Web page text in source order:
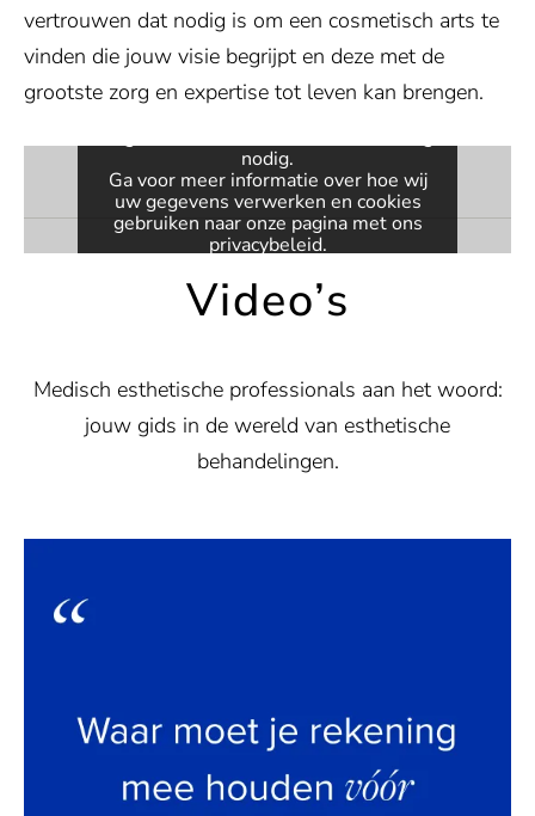
vertrouwen dat nodig is om een cosmetisch arts te
vinden die jouw visie begrijpt en deze met de
grootste zorg en expertise tot leven kan brengen.
Toestemming vereist
Deze inhoud wordt geleverd door
nodig.
Ga voor meer informatie over hoe wij
uw gegevens verwerken en cookies
gebruiken naar onze pagina met ons
privacybeleid.
VIDEO ACTIVEREN
Video’s
Medisch esthetische professionals aan het woord:
jouw gids in de wereld van esthetische
behandelingen.